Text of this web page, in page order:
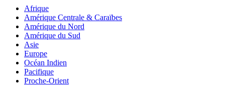
Afrique
Amérique Centrale & Caraïbes
Amérique du Nord
Amérique du Sud
Asie
Europe
Océan Indien
Pacifique
Proche-Orient